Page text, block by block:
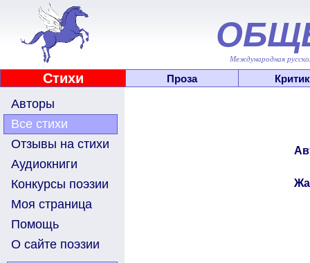
Международная
Стихи Проза
Авторы
Все стихи
Отзывы на стихи
Аудиокниги
Конкурсы поэзии
Моя страница
Помощь
О сайте поэзии